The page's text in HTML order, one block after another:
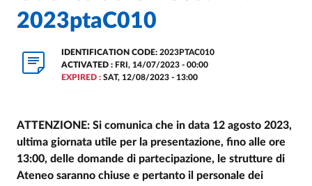
2023ptaC010
IDENTIFICATION CODE: 2023PTAC010
ACTIVATED : FRI, 14/07/2023 - 00:00
EXPIRED : SAT, 12/08/2023 - 13:00
ATTENZIONE: Si comunica che in data 12 agosto 2023,
ultima giornata utile per la presentazione, fino alle ore
13:00, delle domande di partecipazione, le strutture di
Ateneo saranno chiuse e pertanto il personale dei